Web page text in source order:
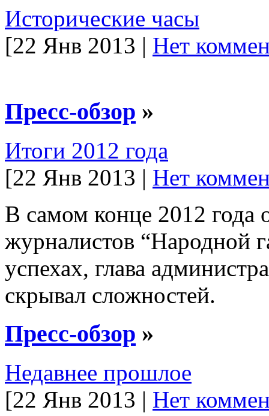
Исторические часы
[22 Янв 2013 | Нет
Пресс-обзор »
Итоги 2012 года
[22 Янв 2013 | Нет
В самом конце 2012 года
журналистов “Народной
успехах, глава
скрывал сложностей.
Пресс-обзор »
Недавнее прошлое
[22 Янв 2013 | Нет